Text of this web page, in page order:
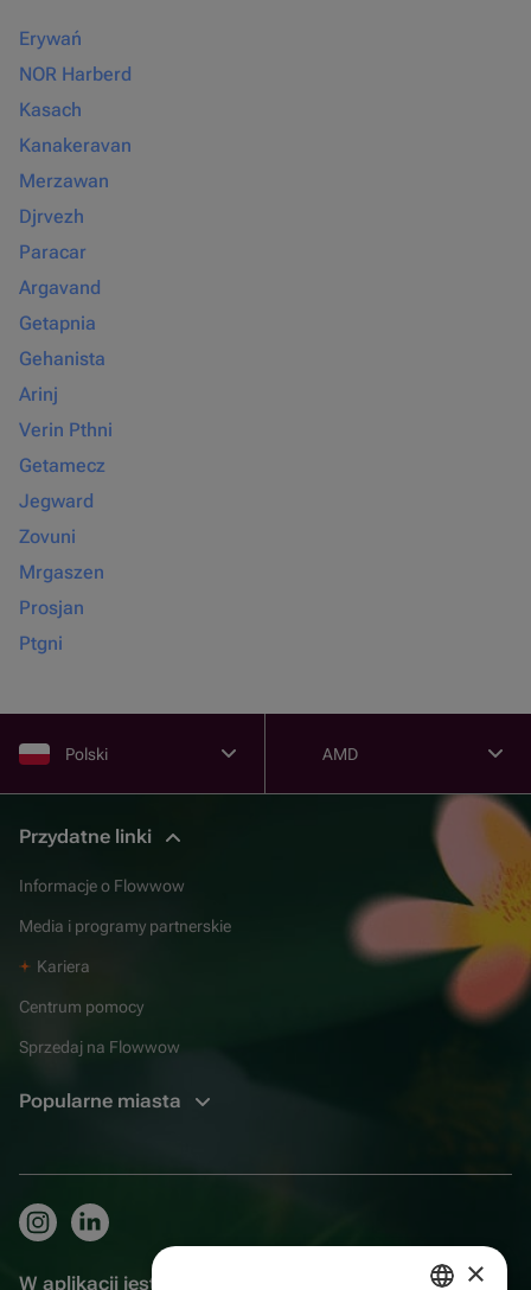
Erywań
NOR Harberd
Kasach
Kanakeravan
Merzawan
Djrvezh
Paracar
Argavand
Getapnia
Gehanista
Arinj
Verin Pthni
Getamecz
Jegward
Zovuni
Mrgaszen
Prosjan
Ptgni
Polski AMD
Przydatne linki
Informacje o Flowwow
Media i programy partnerskie
Kariera
Centrum pomocy
Sprzedaj na Flowwow
Popularne miasta
W aplikacji jest to jeszcze wygodniejsze! ×